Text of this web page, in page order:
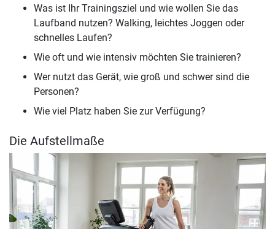
Was ist Ihr Trainingsziel und wie wollen Sie das
Laufband nutzen? Walking, leichtes Joggen oder
schnelles Laufen?
Wie oft und wie intensiv möchten Sie trainieren?
Wer nutzt das Gerät, wie groß und schwer sind die
Personen?
Wie viel Platz haben Sie zur Verfügung?
Die Aufstellmaße